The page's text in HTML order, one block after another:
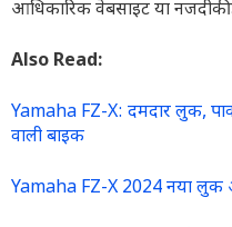
आधिकारिक वेबसाइट या
Also Read:
Yamaha FZ-X: दमदार लुक,
वाली बाइक
Yamaha FZ-X 2024 नया लुक